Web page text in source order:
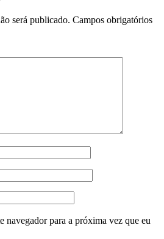
será publicado. Campos obrigatórios
navegador para a próxima vez que eu